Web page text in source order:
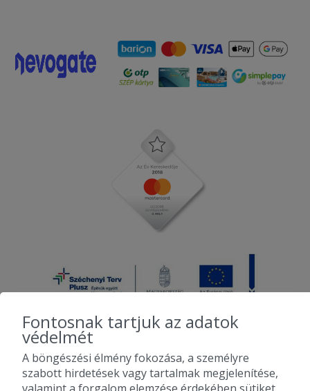
2010-2026 Copyright - Falatozz.hu - Diston-line Kft.
Fontosnak tartjuk az adatok
védelmét
A böngészési élmény fokozása, a személyre
szabott hirdetések vagy tartalmak megjelenítése,